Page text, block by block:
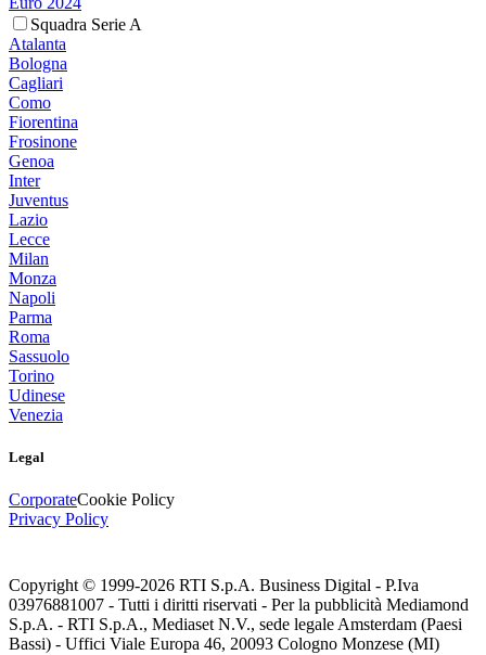
Squadra Serie A
Atalanta
Bologna
Cagliari
Como
Fiorentina
Frosinone
Genoa
Inter
Juventus
Lazio
Lecce
Milan
Monza
Napoli
Parma
Roma
Sassuolo
Torino
Udinese
Venezia
Legal
CorporateCookie Policy
Privacy Policy
Copyright © 1999-2026 RTI S.p.A. Business Digital - P.Iva
03976881007 - Tutti i diritti riservati - Per la pubblicità Mediamond
S.p.A. - RTI S.p.A., Mediaset N.V., sede legale Amsterdam (Paesi
Bassi) - Uffici Viale Europa 46, 20093 Cologno Monzese (MI)